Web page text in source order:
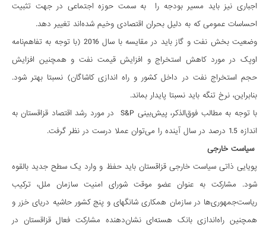
اجباری نیز باید مسیر بودجه را به سمت حوزه اجتماعی در جهت تثبیت
احساسات عمومی که به دلیل بحران اقتصادی وخیم شده‌اند تغییر دهد.
وضعیت بخش نفت و گاز باید در مقایسه با سال 2016 (با توجه به تفاهم‌نامه
اوپک در مورد کاهش استخراج و افزایش قیمت نفت و همچنین افزایش
حجم استخراج نفت در داخل کشور و راه اندازی کاشاگان) نسبتا بهتر شود.
بنابراین، نرخ تنگه باید نسبتا پایدار بماند.
با توجه به مطالب فوق‌الذکر، پیش‌بینی S&P در مورد رشد اقتصاد قزاقستان به
اندازه 1.5 درصد در سال آینده را می‌توان عملا درست در نظر گرفت.
سیاست خارجی
پویایی ذاتی سیاست خارجی قزاقستان باید حفظ و وارد یک سطح جدید بالقوه
شود. مشارکت به عنوان عضو موقت شورای امنیت سازمان ملل، ترکیب
ریاست‌جمهوری‌ها در سازمان همکاری شانگهای و پنج کشور حاشیه دریای خزر و
همچنین راه‌اندازی بانک هسته‌ای نشان‌دهنده مشارکت فعال قزاقستان در